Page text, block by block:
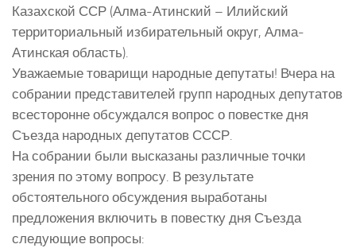
Казахской ССР (Алма-Атинский – Илийский
территориальный избирательный округ, Алма-
Атинская область).
Уважаемые товарищи народные депутаты! Вчера на
собрании представителей групп народных депутатов
всесторонне обсуждался вопрос о повестке дня
Съезда народных депутатов СССР.
На собрании были высказаны различные точки
зрения по этому вопросу. В результате
обстоятельного обсуждения выработаны
предложения включить в повестку дня Съезда
следующие вопросы: